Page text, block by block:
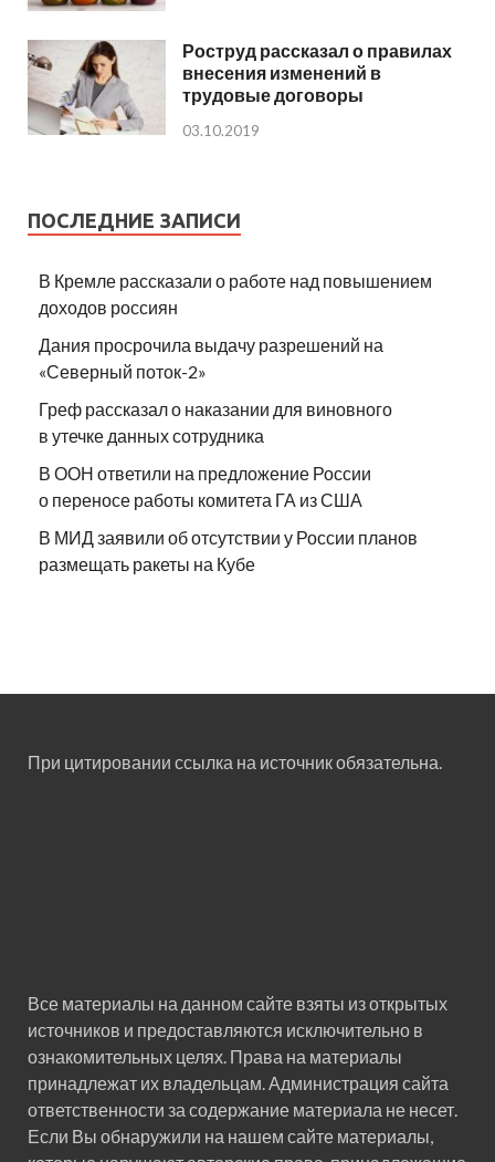
Роструд рассказал о правилах
внесения изменений в
трудовые договоры
03.10.2019
ПОСЛЕДНИЕ ЗАПИСИ
В Кремле рассказали о работе над повышением
доходов россиян
Дания просрочила выдачу разрешений на
«Северный поток-2»
Греф рассказал о наказании для виновного
в утечке данных сотрудника
В ООН ответили на предложение России
о переносе работы комитета ГА из США
В МИД заявили об отсутствии у России планов
размещать ракеты на Кубе
При цитировании ссылка на источник обязательна.
Все материалы на данном сайте взяты из открытых
источников и предоставляются исключительно в
ознакомительных целях. Права на материалы
принадлежат их владельцам. Администрация сайта
ответственности за содержание материала не несет.
Если Вы обнаружили на нашем сайте материалы,